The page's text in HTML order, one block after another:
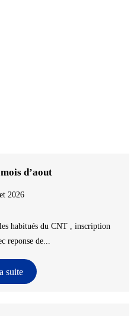
d’aout
2026
habitués du CNT , inscription
reponse de...
suite